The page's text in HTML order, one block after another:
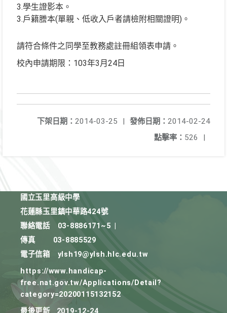
3.學生證影本。
3.戶籍謄本(單親、低收入戶者請檢附相關證明)。
請符合條件之同學至教務處註冊組領表申請。
校內申請期限：103年3月24日
發佈日期： 2014-02-24
下架日期： 2014-03-25
|
點擊率： 526 |
國立玉里高級中學
花蓮縣玉里鎮中華路424號
聯絡電話
03-8886171~5
傳真
03-8885529
電子信箱
ylsh19@ylsh.hlc.edu.tw
https://www.handicap-
free.nat.gov.tw/Applications/Detail?
category=20200115132152
最後更新
2019-12-24